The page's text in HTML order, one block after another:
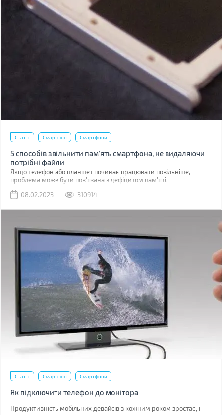
Статті Смартфон Смартфони
5 способів звільнити пам’ять смартфона, не видаляючи
потрібні файли
Якщо телефон або планшет починає працювати повільніше,
проблема може бути пов'язана з дефіцитом пам'яті.
08.02.2023
310914
Статті Смартфон Смартфони
Як підключити телефон до монітора
Продуктивність мобільних девайсів з кожним роком зростає, і